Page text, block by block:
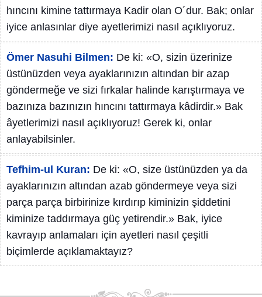
hıncını kimine tattırmaya Kadir olan O´dur. Bak; onlar
iyice anlasınlar diye ayetlerimizi nasıl açıklıyoruz.
Ömer Nasuhi Bilmen: De ki: «O, sizin üzerinize
üstünüzden veya ayaklarınızın altından bir azap
göndermeğe ve sizi fırkalar halinde karıştırmaya ve
bazınıza bazınızın hıncını tattırmaya kâdirdir.» Bak
âyetlerimizi nasıl açıklıyoruz! Gerek ki, onlar
anlayabilsinler.
Tefhim-ul Kuran: De ki: «O, size üstünüzden ya da
ayaklarınızın altından azab göndermeye veya sizi
parça parça birbirinize kırdırıp kiminizin şiddetini
kiminize taddırmaya güç yetirendir.» Bak, iyice
kavrayıp anlamaları için ayetleri nasıl çeşitli
biçimlerde açıklamaktayız?